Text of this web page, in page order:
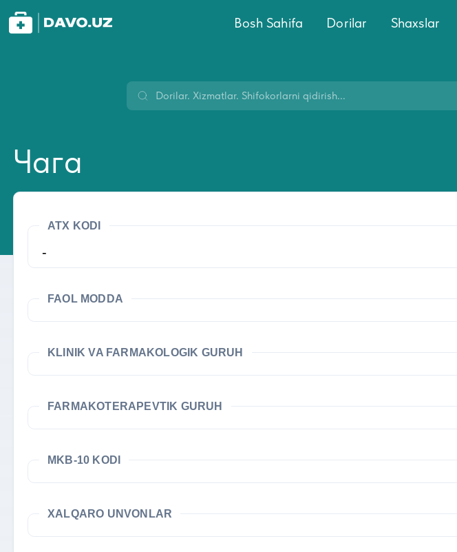
Bosh Sahifa Dorilar Shaxslar
Чага
ATX KODI
-
FAOL MODDA
KLINIK VA FARMAKOLOGIK GURUH
FARMAKOTERAPEVTIK GURUH
MKB-10 KODI
XALQARO UNVONLAR